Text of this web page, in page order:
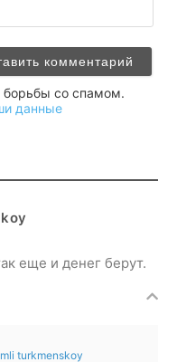
борьбы со спамом.
данные
еще и денег берут.
turkmenskoy